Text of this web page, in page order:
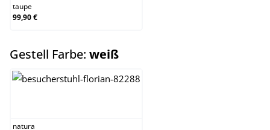
taupe
99,90 €
Gestell Farbe: weißauswählen
natura